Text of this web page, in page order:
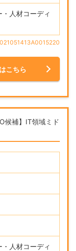
人材コーディ
こちら
候補】IT領域ミド
人材コーディ